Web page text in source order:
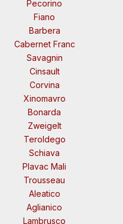
Pecorino
Fiano
Barbera
Cabernet Franc
Savagnin
Cinsault
Corvina
Xinomavro
Bonarda
Zweigelt
Teroldego
Schiava
Plavac Mali
Trousseau
Aleatico
Aglianico
Lambrusco